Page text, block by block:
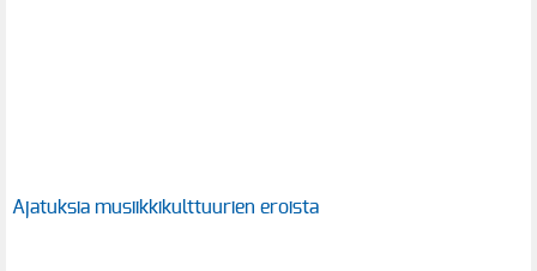
Ajatuksia musiikkikulttuurien eroista